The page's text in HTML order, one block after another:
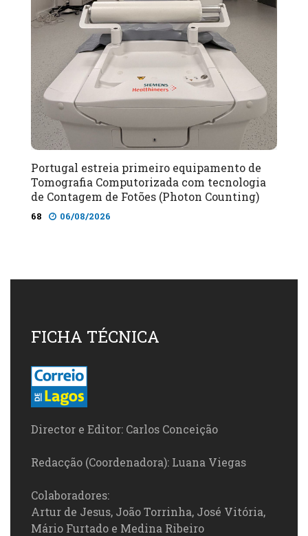
Portugal estreia primeiro equipamento de
Tomografia Computorizada com tecnologia
de Contagem de Fotões (Photon Counting)
68 06/08/2026
FICHA TÉCNICA
Director e Editor: Carlos Conceição
Redacção (Coordenadora): Luana Viegas
Colaboradores:
Artur de Jesus, João Torrinha, José Vitória,
Mário Furtado e Medina Ribeiro